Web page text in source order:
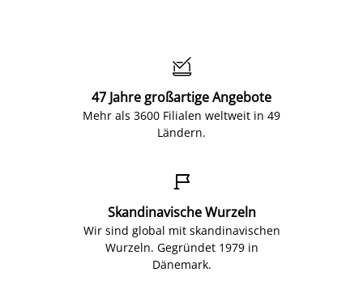

47 Jahre großartige Angebote
Mehr als 3600 Filialen weltweit in 49
Ländern.

Skandinavische Wurzeln
Wir sind global mit skandinavischen
Wurzeln. Gegründet 1979 in
Dänemark.